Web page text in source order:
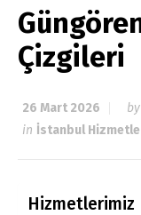
Çizgileri
26 Mart 2026 by
in İstanbul
Hizmetlerimiz